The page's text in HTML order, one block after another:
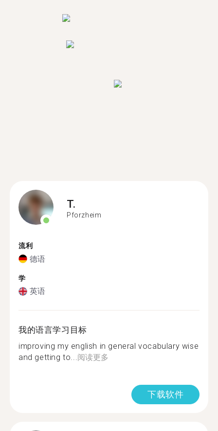
T.
Pforzheim
流利
德语
学
英语
我的语言学习目标
improving my english in general vocabulary wise
and getting to...阅读更多
下载软件